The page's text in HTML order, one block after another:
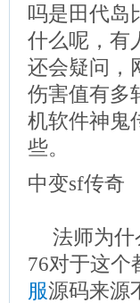
吗是田代岛
什么呢，有
还会疑问，
伤害值有多
机软件神鬼
些。
中变sf传奇
法师为
76对于这个
服源码来源